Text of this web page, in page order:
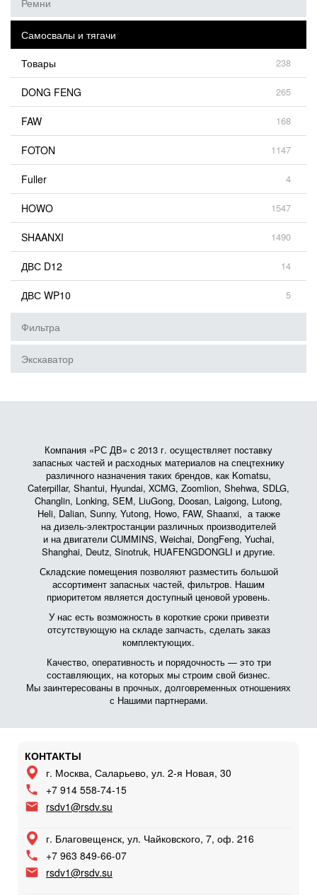
Ремни
Самосвалы и тягачи
Товары
238
DONG FENG 265
FAW 168
FOTON 1147
Fuller 4
HOWO 1547
SHAANXI 1490
ДВС D12 14
ДВС WP10 5
Фильтра
Экскаватор
Компания «РС ДВ» с 2013 г. осуществляет поставку
запасных частей и расходных материалов на спецтехнику
различного назначения таких брендов, как Komatsu,
Caterpillar, Shantui, Hyundai, XCMG, Zoomlion, Shehwa, SDLG,
Changlin, Lonking, SEM, LiuGong, Doosan, Laigong, Lutong,
Heli, Dalian, Sunny, Yutong, Howo, FAW, Shaanxi, а также
на дизель-электростанции различных производителей
и на двигатели CUMMINS, Weichai, DongFeng, Yuchai,
Shanghai, Deutz, Sinotruk, HUAFENGDONGLI и другие.
Складские помещения позволяют разместить большой
ассортимент запасных частей, фильтров. Нашим
приоритетом является доступный ценовой уровень.
У нас есть возможность в короткие сроки привезти
отсутствующую на складе запчасть, сделать заказ
комплектующих.
Качество, оперативность и порядочность — это три
составляющих, на которых мы строим свой бизнес.
Мы заинтересованы в прочных, долговременных отношениях
с Нашими партнерами.
КОНТАКТЫ
г. Москва, Саларьево, ул. 2-я Новая, 30
+7 914 558-74-15
rsdv1@rsdv.su
г. Благовещенск, ул. Чайковского, 7, оф. 216
+7 963 849-66-07
rsdv1@rsdv.su